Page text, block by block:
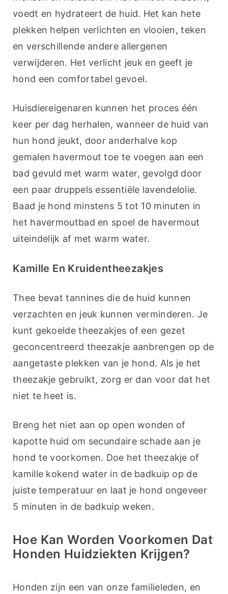
voedt en hydrateert de huid. Het kan hete
plekken helpen verlichten en vlooien, teken
en verschillende andere allergenen
verwijderen. Het verlicht jeuk en geeft je
hond een comfortabel gevoel.
Huisdiereigenaren kunnen het proces één
keer per dag herhalen, wanneer de huid van
hun hond jeukt, door anderhalve kop
gemalen havermout toe te voegen aan een
bad gevuld met warm water, gevolgd door
een paar druppels essentiële lavendelolie.
Baad je hond minstens 5 tot 10 minuten in
het havermoutbad en spoel de havermout
uiteindelijk af met warm water.
Kamille En Kruidentheezakjes
Thee bevat tannines die de huid kunnen
verzachten en jeuk kunnen verminderen. Je
kunt gekoelde theezakjes of een gezet
geconcentreerd theezakje aanbrengen op de
aangetaste plekken van je hond. Als je het
theezakje gebruikt, zorg er dan voor dat het
niet te heet is.
Breng het niet aan op open wonden of
kapotte huid om secundaire schade aan je
hond te voorkomen. Doe het theezakje of
kamille kokend water in de badkuip op de
juiste temperatuur en laat je hond ongeveer
5 minuten in de badkuip weken.
Hoe Kan Worden Voorkomen Dat
Honden Huidziekten Krijgen?
Honden zijn een van onze familieleden, en